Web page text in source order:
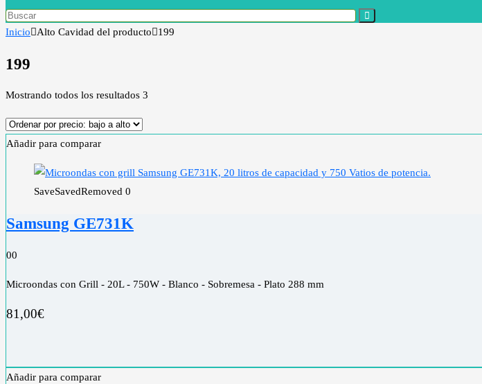
Inicio Alto Cavidad del producto 199
199
Mostrando todos los resultados 3
Añadir para comparar
SaveSavedRemoved 0
Samsung GE731K
00
Microondas con Grill - 20L - 750W - Blanco - Sobremesa - Plato 288 mm
81,00€
Añadir para comparar